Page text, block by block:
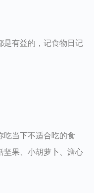
是有益的，记食物日记
吃当下不适合吃的食
坚果、小胡萝卜、溏心